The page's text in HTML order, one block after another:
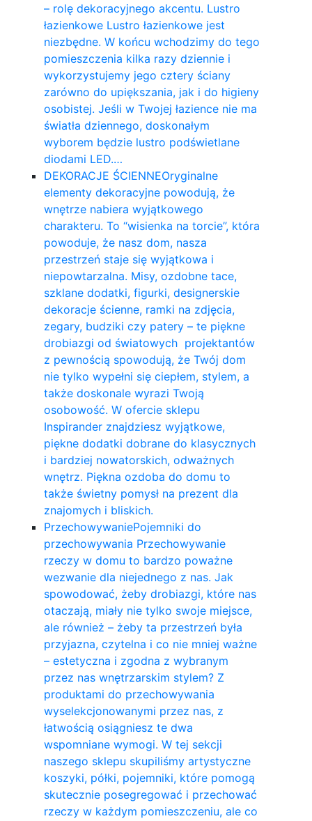
– rolę dekoracyjnego akcentu. Lustro
łazienkowe Lustro łazienkowe jest
niezbędne. W końcu wchodzimy do tego
pomieszczenia kilka razy dziennie i
wykorzystujemy jego cztery ściany
zarówno do upiększania, jak i do higieny
osobistej. Jeśli w Twojej łazience nie ma
światła dziennego, doskonałym
wyborem będzie lustro podświetlane
diodami LED.…
DEKORACJE ŚCIENNEOryginalne
elementy dekoracyjne powodują, że
wnętrze nabiera wyjątkowego
charakteru. To “wisienka na torcie”, która
powoduje, że nasz dom, nasza
przestrzeń staje się wyjątkowa i
niepowtarzalna. Misy, ozdobne tace,
szklane dodatki, figurki, designerskie
dekoracje ścienne, ramki na zdjęcia,
zegary, budziki czy patery – te piękne
drobiazgi od światowych projektantów
z pewnością spowodują, że Twój dom
nie tylko wypełni się ciepłem, stylem, a
także doskonale wyrazi Twoją
osobowość. W ofercie sklepu
Inspirander znajdziesz wyjątkowe,
piękne dodatki dobrane do klasycznych
i bardziej nowatorskich, odważnych
wnętrz. Piękna ozdoba do domu to
także świetny pomysł na prezent dla
znajomych i bliskich.
PrzechowywaniePojemniki do
przechowywania Przechowywanie
rzeczy w domu to bardzo poważne
wezwanie dla niejednego z nas. Jak
spowodować, żeby drobiazgi, które nas
otaczają, miały nie tylko swoje miejsce,
ale również – żeby ta przestrzeń była
przyjazna, czytelna i co nie mniej ważne
– estetyczna i zgodna z wybranym
przez nas wnętrzarskim stylem? Z
produktami do przechowywania
wyselekcjonowanymi przez nas, z
łatwością osiągniesz te dwa
wspomniane wymogi. W tej sekcji
naszego sklepu skupiliśmy artystyczne
koszyki, półki, pojemniki, które pomogą
skutecznie posegregować i przechować
rzeczy w każdym pomieszczeniu, ale co